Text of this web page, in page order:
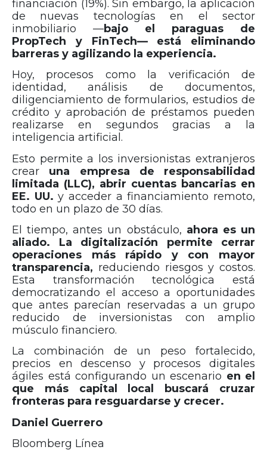
financiación (19%). Sin embargo, la aplicación
de nuevas tecnologías en el sector
inmobiliario —bajo el paraguas de
PropTech y FinTech— está eliminando
barreras y agilizando la experiencia.
Hoy, procesos como la verificación de
identidad, análisis de documentos,
diligenciamiento de formularios, estudios de
crédito y aprobación de préstamos pueden
realizarse en segundos gracias a la
inteligencia artificial.
Esto permite a los inversionistas extranjeros
crear una empresa de responsabilidad
limitada (LLC), abrir cuentas bancarias en
EE. UU.y acceder a financiamiento remoto,
todo en un plazo de 30 días.
El tiempo, antes un obstáculo, ahora es un
aliado. La digitalización permite cerrar
operaciones más rápido y con mayor
transparencia, reduciendo riesgos y costos.
Esta transformación tecnológica está
democratizando el acceso a oportunidades
que antes parecían reservadas a un grupo
reducido de inversionistas con amplio
músculo financiero.
La combinación de un peso fortalecido,
precios en descenso y procesos digitales
ágiles está configurando un escenario en el
que más capital local buscará cruzar
fronteras para resguardarse y crecer.
Daniel Guerrero
Bloomberg Línea